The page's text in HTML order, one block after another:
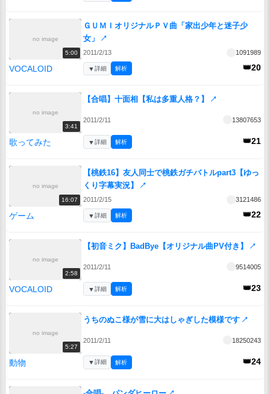
no image
5:00
ＧＵＭＩオリジナルＰＶ曲「家出少年と迷子少
女」
↗
2011/2/13 1091989
VOCALOID 👑20
▼詳細 解析
no image
3:41
【合唱】十面相【私は多重人格？】 ↗
2011/2/11 13807653
歌ってみた 👑21
▼詳細 解析
no image
16:07
【桃鉄16】友人同士で桃鉄ガチバトルpart3【ゆっ
くり字幕実況】
↗
2011/2/15 3121486
ゲーム 👑22
▼詳細 解析
no image
2:58
【初音ミク】BadBye【オリジナル曲PV付き】 ↗
2011/2/11 9514005
VOCALOID 👑23
▼詳細 解析
no image
5:27
うちのぬこ様が雪に大はしゃぎした模様です ↗
2011/2/11 18250243
動物 👑24
▼詳細 解析